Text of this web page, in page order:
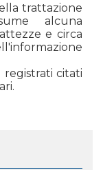
trattazione
alcuna
e circa
registrati citati